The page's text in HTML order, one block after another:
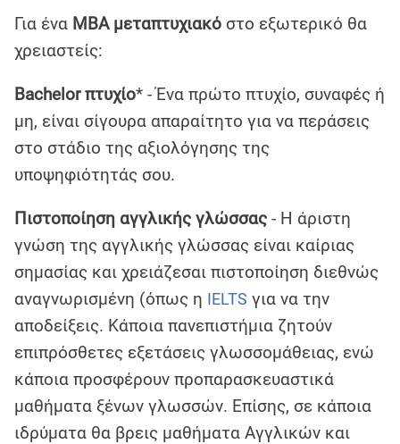
Για ένα MBA μεταπτυχιακό στο εξωτερικό θα
χρειαστείς:
Bachelor πτυχίο* - Ένα πρώτο πτυχίο, συναφές ή
μη, είναι σίγουρα απαραίτητο για να περάσεις
στο στάδιο της αξιολόγησης της
υποψηφιότητάς σου.
Πιστοποίηση αγγλικής γλώσσας - Η άριστη
γνώση της αγγλικής γλώσσας είναι καίριας
σημασίας και χρειάζεσαι πιστοποίηση διεθνώς
αναγνωρισμένη (όπως η IELTS για να την
αποδείξεις. Κάποια πανεπιστήμια ζητούν
επιπρόσθετες εξετάσεις γλωσσομάθειας, ενώ
κάποια προσφέρουν προπαρασκευαστικά
μαθήματα ξένων γλωσσών. Επίσης, σε κάποια
ιδρύματα θα βρεις μαθήματα Αγγλικών και